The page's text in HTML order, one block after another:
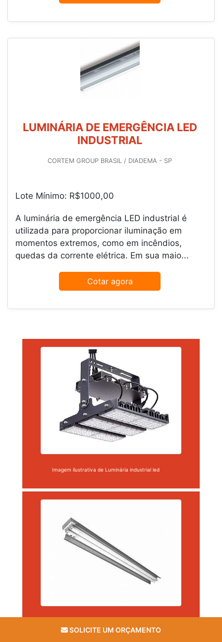
LUMINÁRIA DE EMERGÊNCIA LED
INDUSTRIAL
CORTEM GROUP BRASIL / DIADEMA - SP
Lote Mínimo: R$1000,00
A luminária de emergência LED industrial é
utilizada para proporcionar iluminação em
momentos extremos, como em incêndios,
quedas da corrente elétrica. Em sua maio...
Cotar agora
Imagem ilustrativa de Luminária industrial led
SOLICITE UM ORÇAMENTO